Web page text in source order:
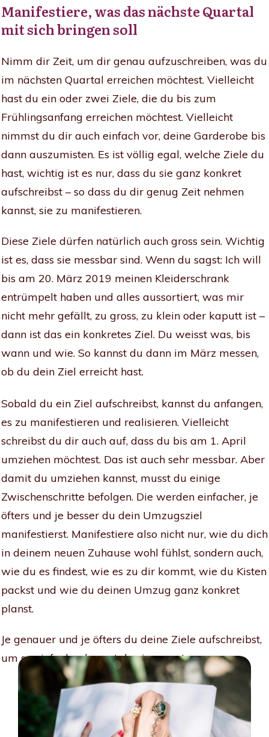
Manifestiere, was das nächste Quartal
mit sich bringen soll
Nimm dir Zeit, um dir genau aufzuschreiben, was du
im nächsten Quartal erreichen möchtest. Vielleicht
hast du ein oder zwei Ziele, die du bis zum
Frühlingsanfang erreichen möchtest. Vielleicht
nimmst du dir auch einfach vor, deine Garderobe bis
dann auszumisten. Es ist völlig egal, welche Ziele du
hast, wichtig ist es nur, dass du sie ganz konkret
aufschreibst – so dass du dir genug Zeit nehmen
kannst, sie zu manifestieren.
Diese Ziele dürfen natürlich auch gross sein. Wichtig
ist es, dass sie messbar sind. Wenn du sagst: Ich will
bis am 20. März 2019 meinen Kleiderschrank
entrümpelt haben und alles aussortiert, was mir
nicht mehr gefällt, zu gross, zu klein oder kaputt ist –
dann ist das ein konkretes Ziel. Du weisst was, bis
wann und wie. So kannst du dann im März messen,
ob du dein Ziel erreicht hast.
Sobald du ein Ziel aufschreibst, kannst du anfangen,
es zu manifestieren und realisieren. Vielleicht
schreibst du dir auch auf, dass du bis am 1. April
umziehen möchtest. Das ist auch sehr messbar. Aber
damit du umziehen kannst, musst du einige
Zwischenschritte befolgen. Die werden einfacher, je
öfters und je besser du dein Umzugsziel
manifestierst. Manifestiere also nicht nur, wie du dich
in deinem neuen Zuhause wohl fühlst, sondern auch,
wie du es findest, wie es zu dir kommt, wie du Kisten
packst und wie du deinen Umzug ganz konkret
planst.
Je genauer und je öfters du deine Ziele aufschreibst,
um so einfacher kannst du sie umsetzen.